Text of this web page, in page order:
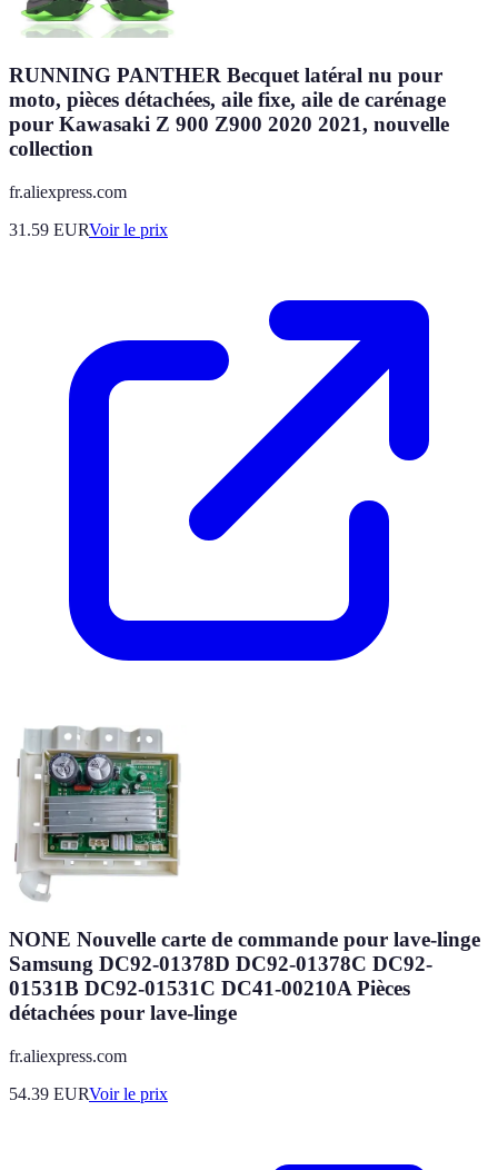
RUNNING PANTHER Becquet latéral nu pour
moto, pièces détachées, aile fixe, aile de carénage
pour Kawasaki Z 900 Z900 2020 2021, nouvelle
collection
fr.aliexpress.com
31.59 EURVoir le prix
NONE Nouvelle carte de commande pour lave-linge
Samsung DC92-01378D DC92-01378C DC92-
01531B DC92-01531C DC41-00210A Pièces
détachées pour lave-linge
fr.aliexpress.com
54.39 EURVoir le prix